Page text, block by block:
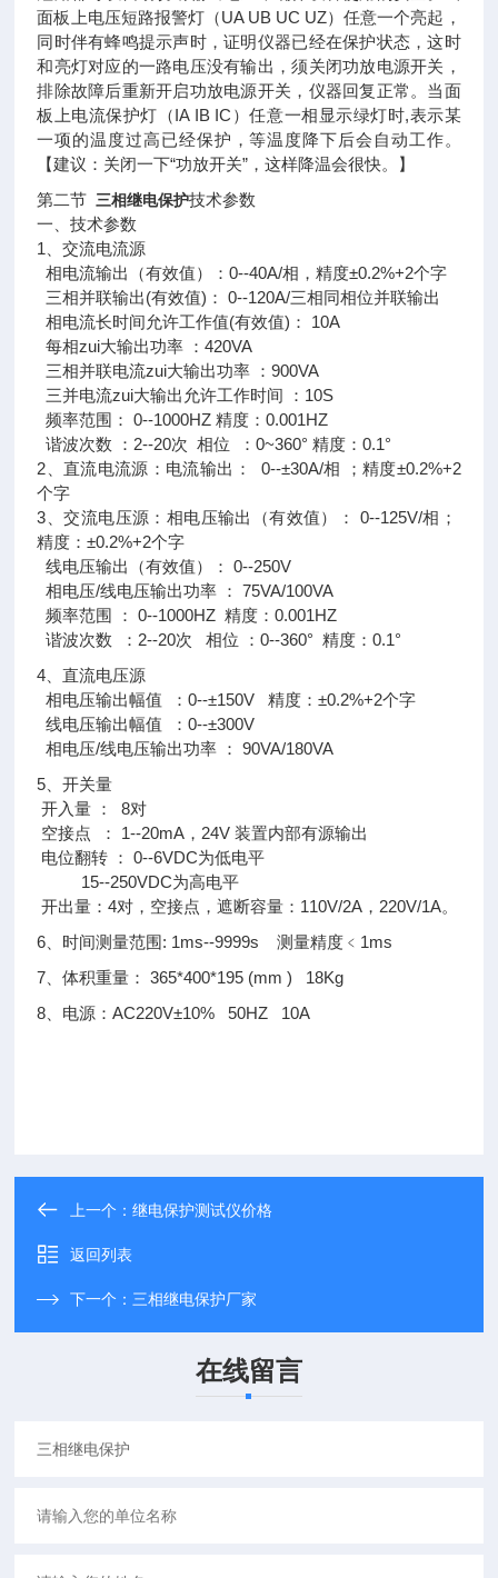
面板上电压短路报警灯（UA UB UC UZ）任意一个亮起，
同时伴有蜂鸣提示声时，证明仪器已经在保护状态，这时
和亮灯对应的一路电压没有输出，须关闭功放电源开关，
排除故障后重新开启功放电源开关，仪器回复正常。当面
板上电流保护灯（IA IB IC）任意一相显示绿灯时,表示某
一项的温度过高已经保护，等温度降下后会自动工作。
【建议：关闭一下“功放开关”，这样降温会很快。】
第二节 三相继电保护技术参数
一、技术参数
1、交流电流源
相电流输出（有效值）：0--40A/相，精度±0.2%+2个字
三相并联输出(有效值)： 0--120A/三相同相位并联输出
相电流长时间允许工作值(有效值)： 10A
每相zui大输出功率 ：420VA
三相并联电流zui大输出功率 ：900VA
三并电流zui大输出允许工作时间 ：10S
频率范围： 0--1000HZ 精度：0.001HZ
谐波次数 ：2--20次 相位 ：0~360° 精度：0.1°
2、直流电流源：电流输出： 0--±30A/相 ；精度±0.2%+2
个字
3、交流电压源：相电压输出（有效值）： 0--125V/相；
精度：±0.2%+2个字
线电压输出（有效值）： 0--250V
相电压/线电压输出功率 ： 75VA/100VA
频率范围 ： 0--1000HZ 精度：0.001HZ
谐波次数 ：2--20次 相位 ：0--360° 精度：0.1°
4、直流电压源
相电压输出幅值 ：0--±150V 精度：±0.2%+2个字
线电压输出幅值 ：0--±300V
相电压/线电压输出功率 ： 90VA/180VA
5、开关量
开入量 ： 8对
空接点 ： 1--20mA，24V 装置内部有源输出
电位翻转 ： 0--6VDC为低电平
15--250VDC为高电平
开出量：4对，空接点，遮断容量：110V/2A，220V/1A。
6、时间测量范围: 1ms--9999s 测量精度﹤1ms
7、体积重量： 365*400*195 (mm ) 18Kg
8、电源：AC220V±10% 50HZ 10A
上一个：继电保护测试仪价格
返回列表
下一个： 三相继电保护厂家
在线留言